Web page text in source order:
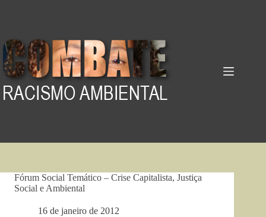
Fórum Social Temático – Crise Capitalista, Justiça
Social e Ambiental
16 de janeiro de 2012